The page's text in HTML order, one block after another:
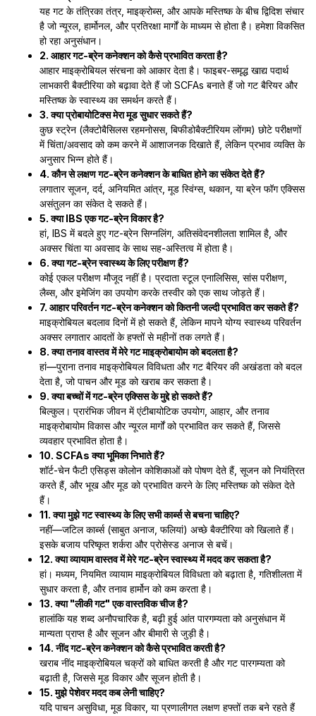
यह गट के तंत्रिका तंत्र, माइक्रोब्स, और आपके मस्तिष्क के बीच द्विदिश संचार
है जो न्यूरल, हार्मोनल, और प्रतिरक्षा मार्गों के माध्यम से होता है। हमेशा विकसित
हो रहा अनुसंधान।
2. आहार गट-ब्रेन कनेक्शन को कैसे प्रभावित करता है?
आहार माइक्रोबियल संरचना को आकार देता है। फाइबर-समृद्ध खाद्य पदार्थ
लाभकारी बैक्टीरिया को बढ़ावा देते हैं जो SCFAs बनाते हैं जो गट बैरियर और
मस्तिष्क के स्वास्थ्य का समर्थन करते हैं।
3. क्या प्रोबायोटिक्स मेरा मूड सुधार सकते हैं?
कुछ स्ट्रेन (लैक्टोबैसिलस रहमनोसस, बिफीडोबैक्टीरियम लोंगम) छोटे परीक्षणों
में चिंता/अवसाद को कम करने में आशाजनक दिखाते हैं, लेकिन प्रभाव व्यक्ति के
अनुसार भिन्न होते हैं।
4. कौन से लक्षण गट-ब्रेन कनेक्शन के बाधित होने का संकेत देते हैं?
लगातार सूजन, दर्द, अनियमित आंत्र, मूड स्विंग्स, थकान, या ब्रेन फॉग एक्सिस
असंतुलन का संकेत दे सकते हैं।
5. क्या IBS एक गट-ब्रेन विकार है?
हां, IBS में बदले हुए गट-ब्रेन सिग्नलिंग, अतिसंवेदनशीलता शामिल है, और
अक्सर चिंता या अवसाद के साथ सह-अस्तित्व में होता है।
6. क्या गट-ब्रेन स्वास्थ्य के लिए परीक्षण हैं?
कोई एकल परीक्षण मौजूद नहीं है। प्रदाता स्टूल एनालिसिस, सांस परीक्षण,
लैब्स, और इमेजिंग का उपयोग करके तस्वीर को एक साथ जोड़ते हैं।
7. आहार परिवर्तन गट-ब्रेन कनेक्शन को कितनी जल्दी प्रभावित कर सकते हैं?
माइक्रोबियल बदलाव दिनों में हो सकते हैं, लेकिन मापने योग्य स्वास्थ्य परिवर्तन
अक्सर लगातार आदतों के हफ्तों से महीनों तक लगते हैं।
8. क्या तनाव वास्तव में मेरे गट माइक्रोबायोम को बदलता है?
हां—पुराना तनाव माइक्रोबियल विविधता और गट बैरियर की अखंडता को बदल
देता है, जो पाचन और मूड को खराब कर सकता है।
9. क्या बच्चों में गट-ब्रेन एक्सिस के मुद्दे हो सकते हैं?
बिल्कुल। प्रारंभिक जीवन में एंटीबायोटिक उपयोग, आहार, और तनाव
माइक्रोबायोम विकास और न्यूरल मार्गों को प्रभावित कर सकते हैं, जिससे
व्यवहार प्रभावित होता है।
10. SCFAs क्या भूमिका निभाते हैं?
शॉर्ट-चेन फैटी एसिड्स कोलोन कोशिकाओं को पोषण देते हैं, सूजन को नियंत्रित
करते हैं, और भूख और मूड को प्रभावित करने के लिए मस्तिष्क को संकेत देते
हैं।
11. क्या मुझे गट स्वास्थ्य के लिए सभी कार्ब्स से बचना चाहिए?
नहीं—जटिल कार्ब्स (साबुत अनाज, फलियां) अच्छे बैक्टीरिया को खिलाते हैं।
इसके बजाय परिष्कृत शर्करा और प्रोसेस्ड अनाज से बचें।
12. क्या व्यायाम वास्तव में मेरे गट-ब्रेन स्वास्थ्य में मदद कर सकता है?
हां। मध्यम, नियमित व्यायाम माइक्रोबियल विविधता को बढ़ाता है, गतिशीलता में
सुधार करता है, और तनाव हार्मोन को कम करता है।
13. क्या "लीकी गट" एक वास्तविक चीज है?
हालांकि यह शब्द अनौपचारिक है, बढ़ी हुई आंत पारगम्यता को अनुसंधान में
मान्यता प्राप्त है और सूजन और बीमारी से जुड़ी है।
14. नींद गट-ब्रेन कनेक्शन को कैसे प्रभावित करती है?
खराब नींद माइक्रोबियल चक्रों को बाधित करती है और गट पारगम्यता को
बढ़ाती है, जिससे मूड विकार और सूजन होती है।
15. मुझे पेशेवर मदद कब लेनी चाहिए?
यदि पाचन असुविधा, मूड विकार, या प्रणालीगत लक्षण हफ्तों तक बने रहते हैं